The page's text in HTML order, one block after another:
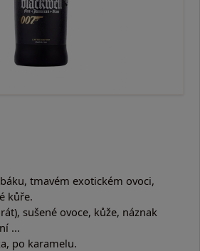
tmavém exotickém ovoci,
kůře.
sušené ovoce, kůže, náznak
...
po karamelu.